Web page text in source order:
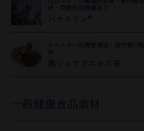
持・空腹時血糖値低下
バナスリン®
エネルギー消費量増加・疲労感の軽
減
黒ショウガエキス末
一般健康食品素材